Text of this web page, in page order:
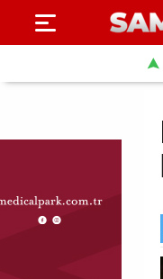
SAYFA
HABER